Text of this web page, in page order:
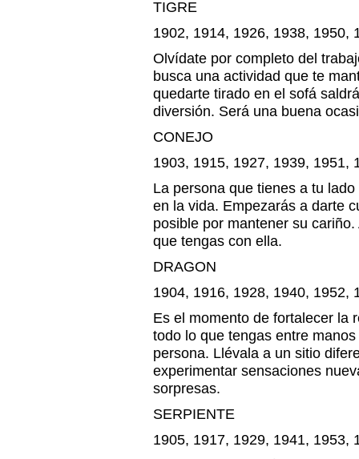
TIGRE
1902, 1914, 1926, 1938, 1950,
Olvídate por completo del
busca una actividad que te
quedarte tirado en el sofá
diversión. Será una buena
CONEJO
1903, 1915, 1927, 1939, 1951,
La persona que tienes a tu
en la vida. Empezarás a darte
posible por mantener su
que tengas con ella.
DRAGON
1904, 1916, 1928, 1940, 1952,
Es el momento de fortalecer la
todo lo que tengas entre
persona. Llévala a un sitio
experimentar sensaciones
sorpresas.
SERPIENTE
1905, 1917, 1929, 1941, 1953,